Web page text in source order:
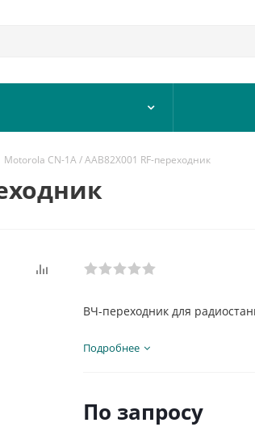
Motorola CN-1A / AAB82X001 RF-переходник
ВЧ-переходник для
Подробнее
По запросу